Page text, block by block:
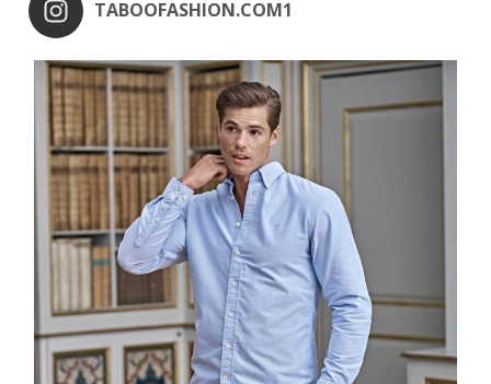
TABOOFASHION.COM1